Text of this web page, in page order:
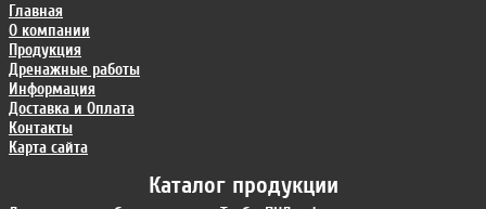
Каталог продукции
Главная
О компании
Продукция
Дренажные работы
Информация
Доставка и Оплата
Контакты
Карта сайта